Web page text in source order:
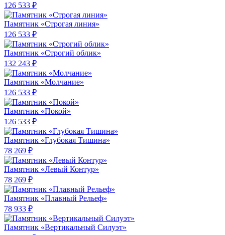
126 533 ₽
Памятник «Строгая линия»
126 533 ₽
Памятник «Строгий облик»
132 243 ₽
Памятник «Молчание»
126 533 ₽
Памятник «Покой»
126 533 ₽
Памятник «Глубокая Тишина»
78 269 ₽
Памятник «Левый Контур»
78 269 ₽
Памятник «Плавный Рельеф»
78 933 ₽
Памятник «Вертикальный Силуэт»